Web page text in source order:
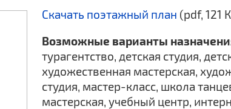
Скачать поэтажный план (pdf, 121
Возможные варианты
турагентство, детская студия,
художественная мастерская,
студия, мастер-класс, школа
мастерская, учебный центр,